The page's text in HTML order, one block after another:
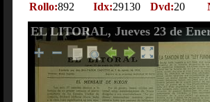
Rollo:892 Idx:29130 Dvd:20
EL LITORAL, Jueves 23 de